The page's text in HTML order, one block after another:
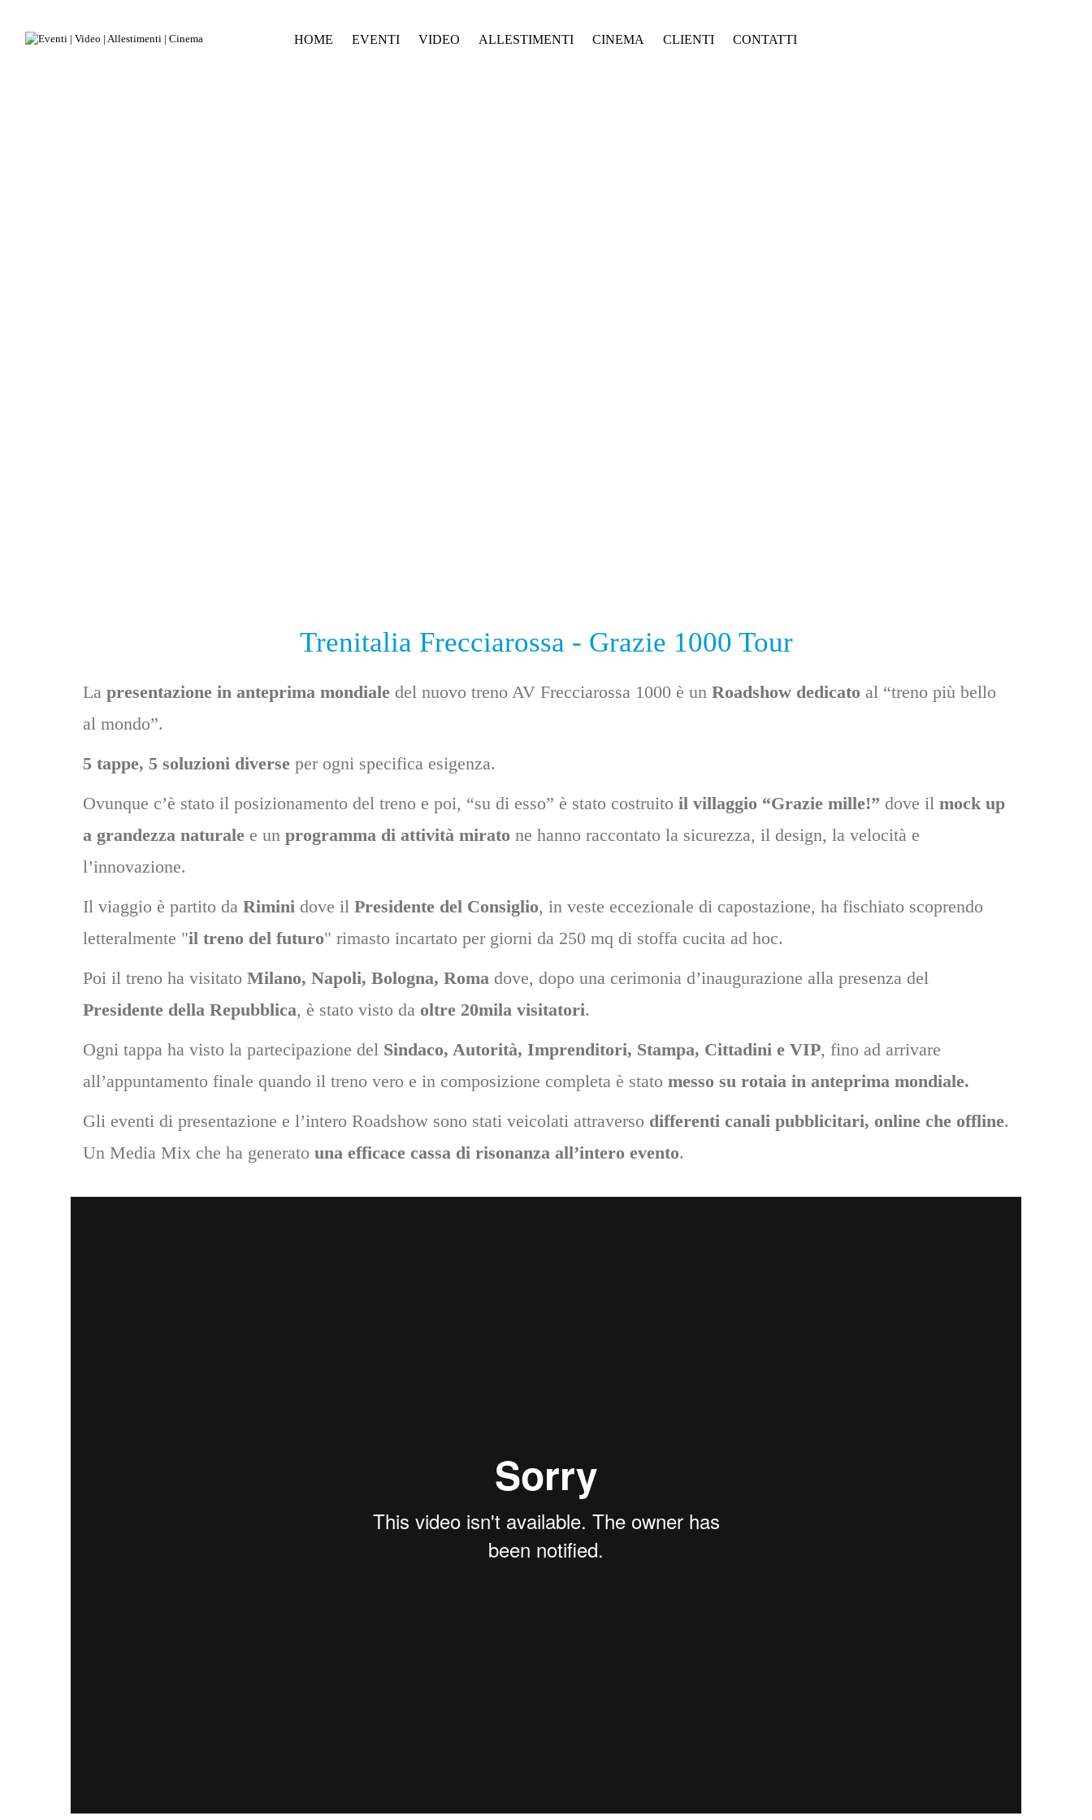
HOME EVENTI VIDEO ALLESTIMENTI CINEMA CLIENTI CONTATTI
Trenitalia Frecciarossa - Grazie 1000 Tour
La presentazione in anteprima mondiale del nuovo treno AV Frecciarossa 1000 è un Roadshow dedicato al “treno più bello
al mondo”.
5 tappe, 5 soluzioni diverse per ogni specifica esigenza.
Ovunque c’è stato il posizionamento del treno e poi, “su di esso” è stato costruito il villaggio “Grazie mille!” dove il mock up
a grandezza naturale e un programma di attività mirato ne hanno raccontato la sicurezza, il design, la velocità e
l’innovazione.
Il viaggio è partito da Rimini dove il Presidente del Consiglio, in veste eccezionale di capostazione, ha fischiato scoprendo
letteralmente "il treno del futuro" rimasto incartato per giorni da 250 mq di stoffa cucita ad hoc.
Poi il treno ha visitato Milano, Napoli, Bologna, Roma dove, dopo una cerimonia d’inaugurazione alla presenza del
Presidente della Repubblica, è stato visto da oltre 20mila visitatori.
Ogni tappa ha visto la partecipazione del Sindaco, Autorità, Imprenditori, Stampa, Cittadini e VIP, fino ad arrivare
all’appuntamento finale quando il treno vero e in composizione completa è stato messo su rotaia in anteprima mondiale.
Gli eventi di presentazione e l’intero Roadshow sono stati veicolati attraverso differenti canali pubblicitari, online che offline.
Un Media Mix che ha generato una efficace cassa di risonanza all’intero evento.